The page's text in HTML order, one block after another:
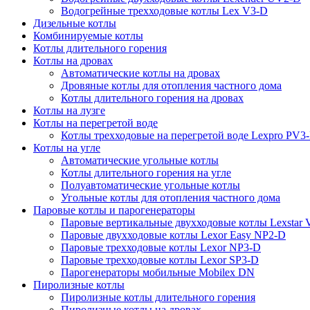
Водогрейные трехходовые котлы Lex V3-D
Дизельные котлы
Комбинируемые котлы
Котлы длительного горения
Котлы на дровах
Автоматические котлы на дровах
Дровяные котлы для отопления частного дома
Котлы длительного горения на дровах
Котлы на лузге
Котлы на перегретой воде
Котлы трехходовые на перегретой воде Lexpro
Котлы на угле
Автоматические угольные котлы
Котлы длительного горения на угле
Полуавтоматические угольные котлы
Угольные котлы для отопления частного дома
Паровые котлы и парогенераторы
Паровые вертикальные двухходовые котлы Lexstar
Паровые двухходовые котлы Lexor Easy NP2-D
Паровые трехходовые котлы Lexor NP3-D
Паровые трехходовые котлы Lexor SP3-D
Парогенераторы мобильные Mobilex DN
Пиролизные котлы
Пиролизные котлы длительного горения